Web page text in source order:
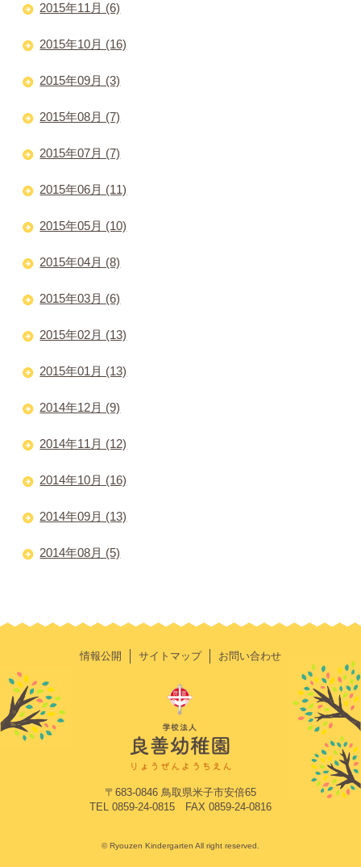
2015年11月 (6)
2015年10月 (16)
2015年09月 (3)
2015年08月 (7)
2015年07月 (7)
2015年06月 (11)
2015年05月 (10)
2015年04月 (8)
2015年03月 (6)
2015年02月 (13)
2015年01月 (13)
2014年12月 (9)
2014年11月 (12)
2014年10月 (16)
2014年09月 (13)
2014年08月 (5)
情報公開 サイトマップ お問い合わせ
〒683-0846 鳥取県米子市安倍65
TEL 0859-24-0815 FAX 0859-24-0816
© Ryouzen Kindergarten All right reserved.